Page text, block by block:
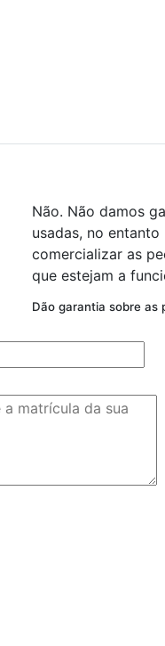
Não. Não damos
usadas, no
comercializar as
que estejam a
Dão garantia sobre as